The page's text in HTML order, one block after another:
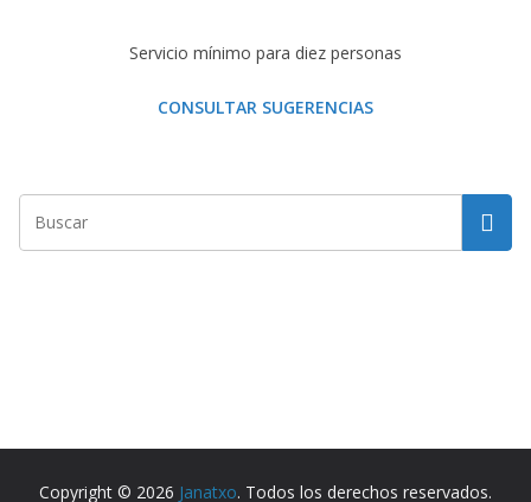
Servicio mínimo para diez personas
CONSULTAR SUGERENCIAS
Copyright © 2026 Janatxo. Todos los derechos reservados.